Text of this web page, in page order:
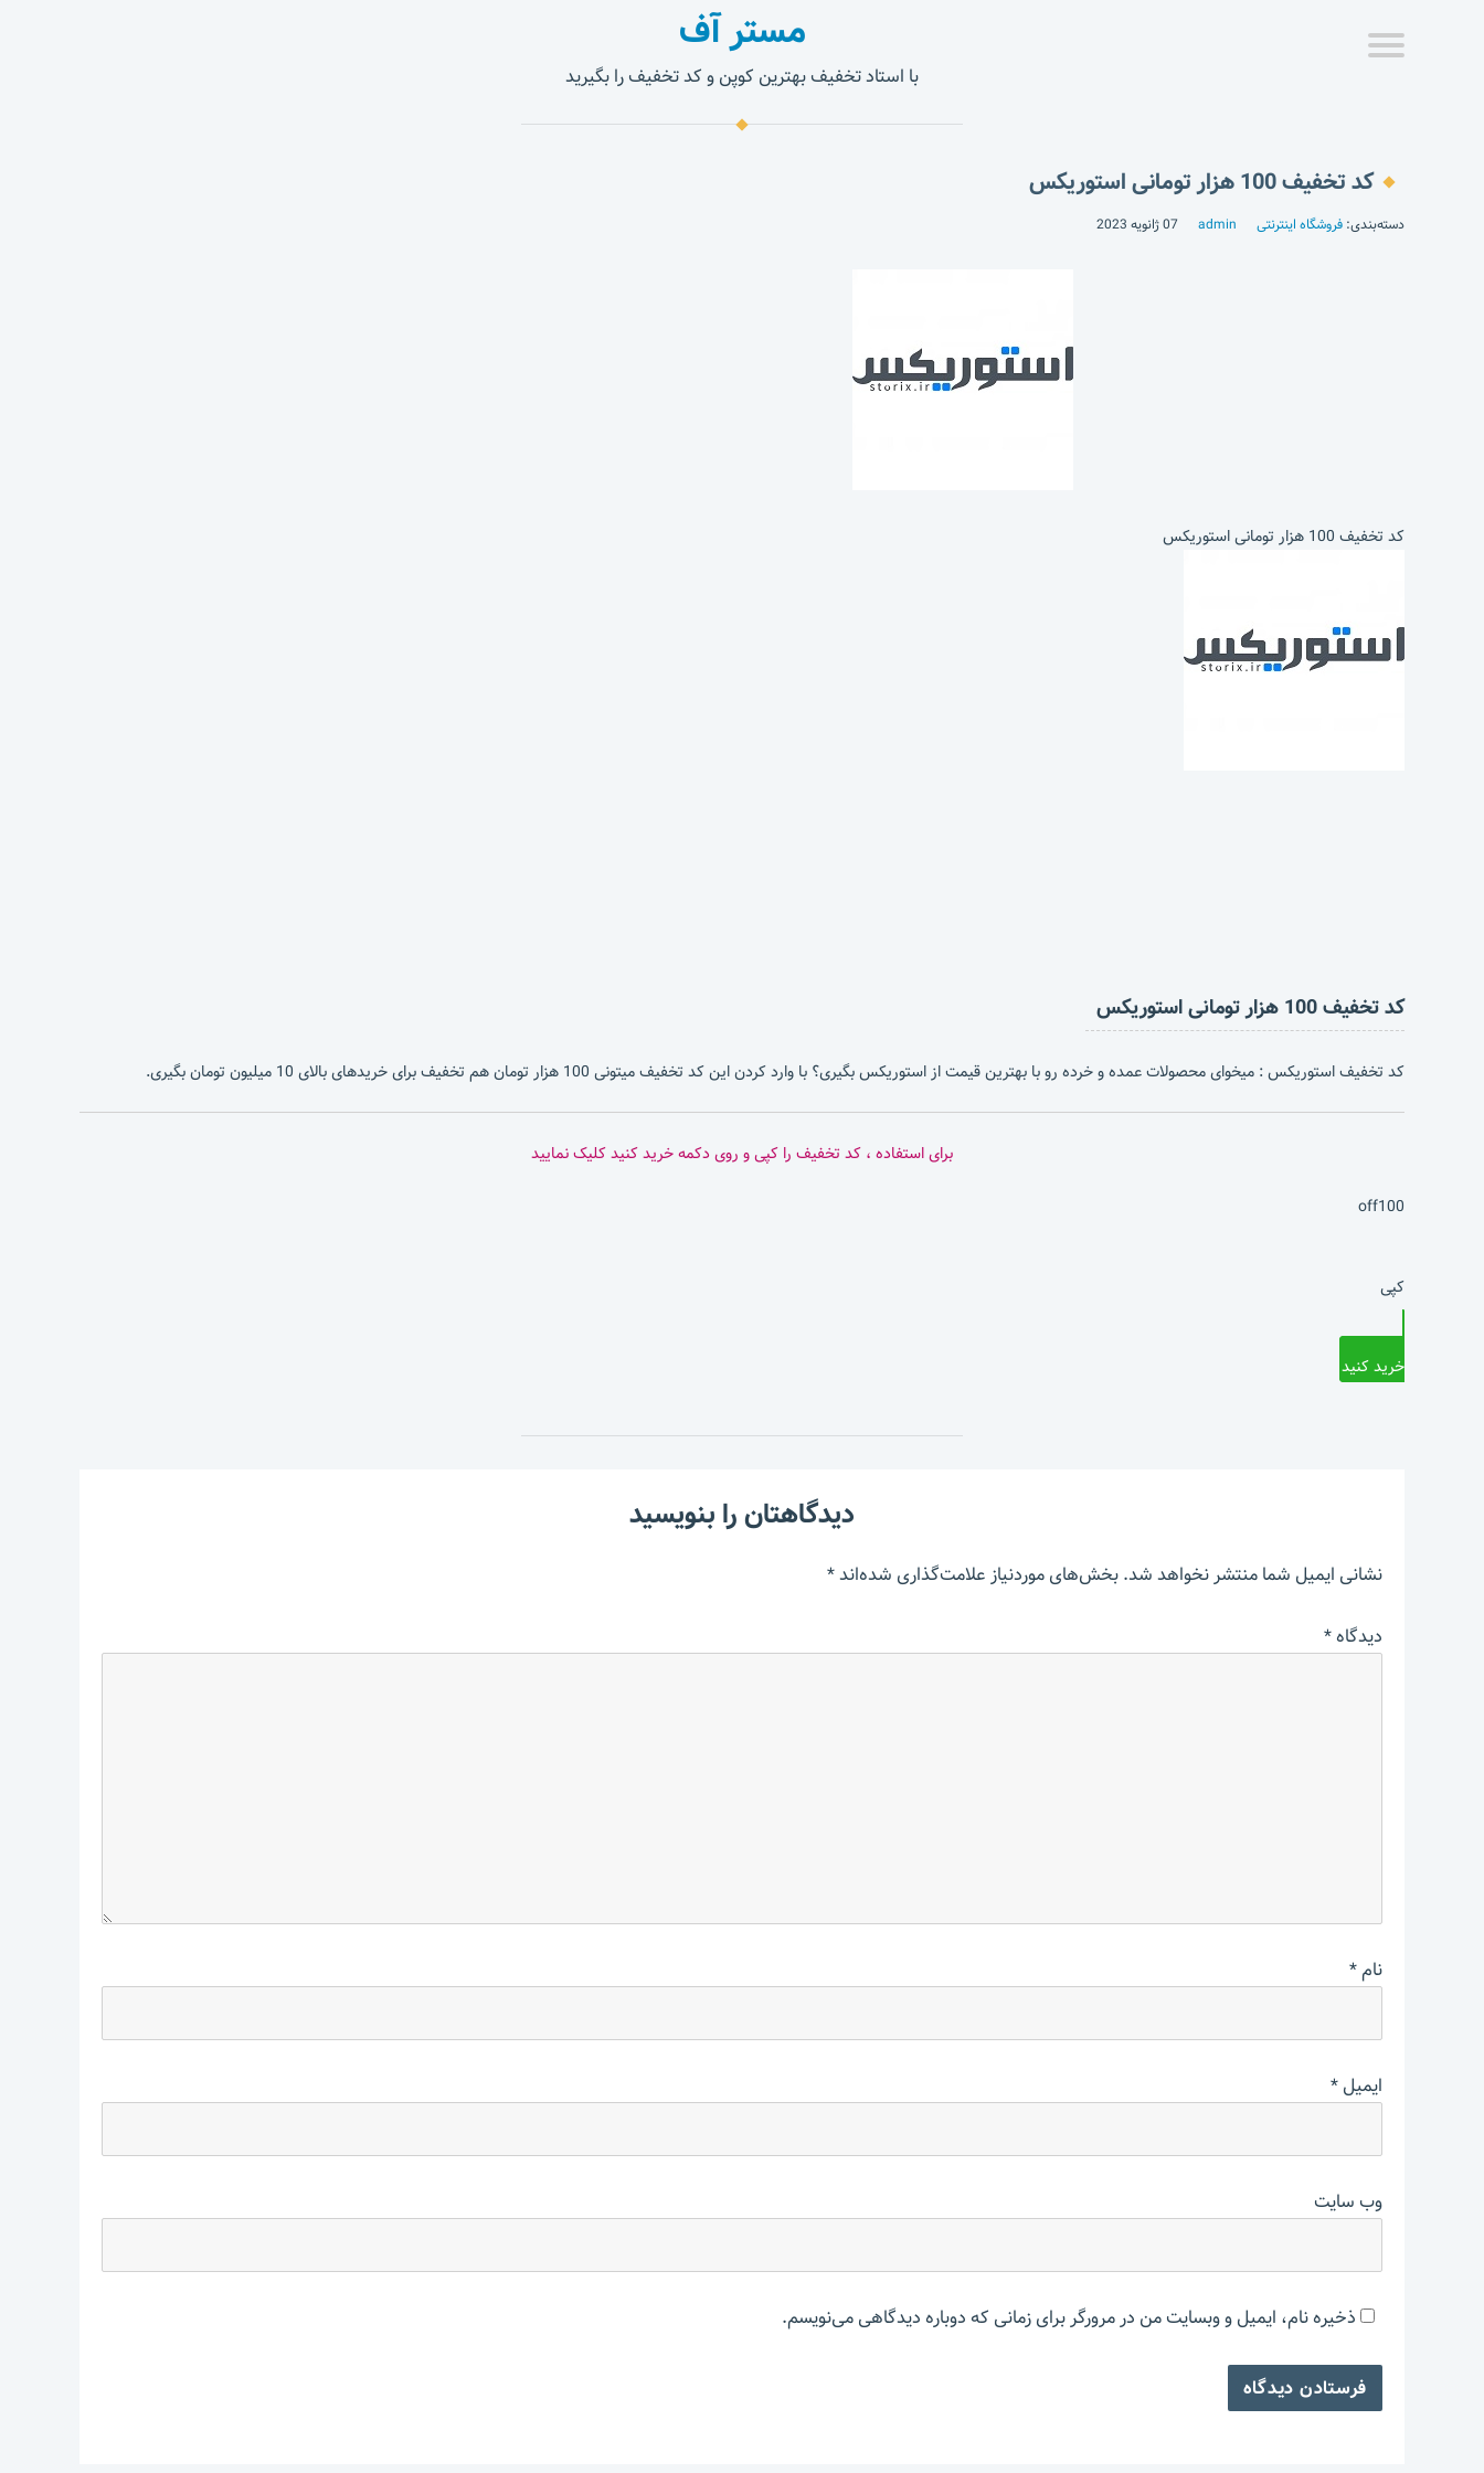
مستر آف
با استاد تخفیف بهترین کوپن و کد تخفیف را بگیرید
کد تخفیف 100 هزار تومانی استوریکس
دسته‌بندی: فروشگاه اینترنتی admin 07 ژانویه 2023
کد تخفیف 100 هزار تومانی استوریکس
کد تخفیف 100 هزار تومانی استوریکس
کد تخفیف استوریکس : میخوای محصولات عمده و خرده رو با بهترین قیمت از استوریکس بگیری؟ با وارد کردن این کد تخفیف میتونی 100 هزار تومان هم تخفیف برای خریدهای بالای 10 میلیون تومان بگیری.
برای استفاده ، کد تخفیف را کپی و روی دکمه خرید کنید کلیک نمایید
off100
کپی
خرید کنید
دیدگاهتان را بنویسید
نشانی ایمیل شما منتشر نخواهد شد.بخش‌های موردنیاز علامت‌گذاری شده‌اند*
دیدگاه*
نام*
ایمیل*
وب‌ سایت
ذخیره نام، ایمیل و وبسایت من در مرورگر برای زمانی که دوباره دیدگاهی می‌نویسم.